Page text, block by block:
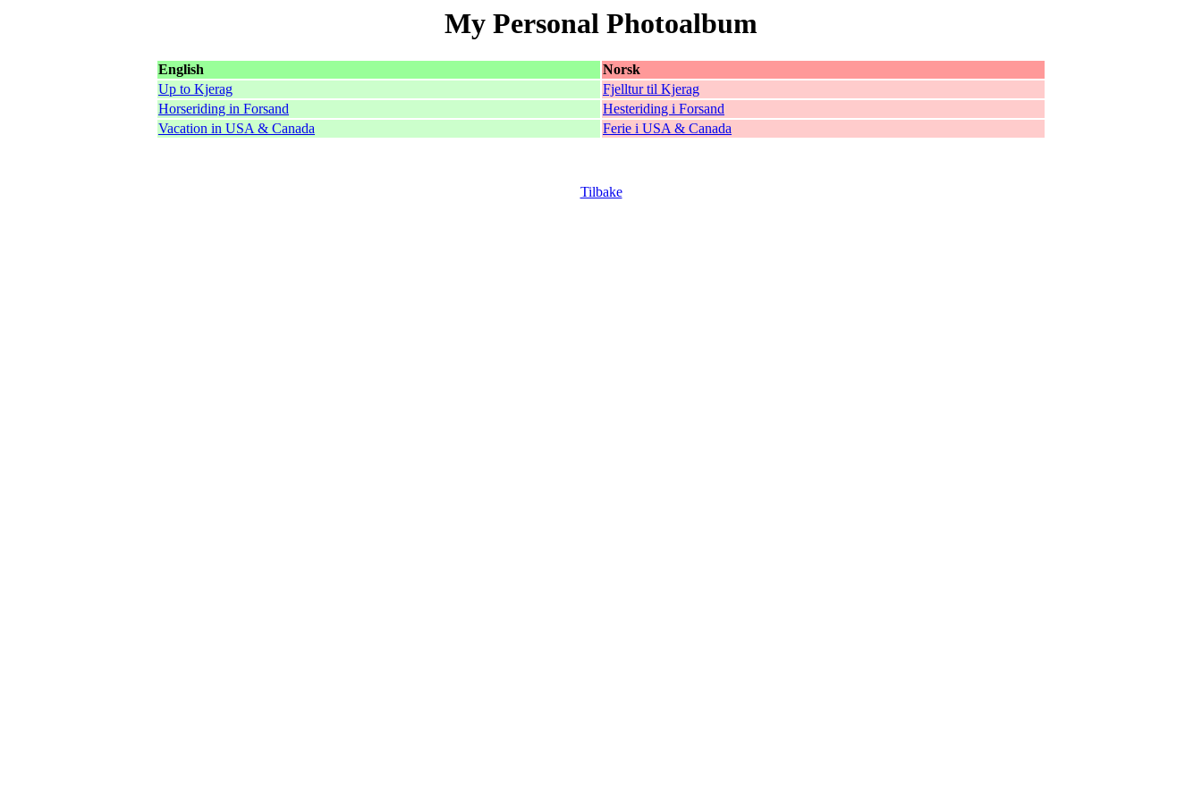
My Personal Photoalbum
English
Norsk
Up to Kjerag
Fjelltur til Kjerag
Horseriding in Forsand
Hesteriding i Forsand
Vacation in USA & Canada
Ferie i USA & Canada
Tilbake